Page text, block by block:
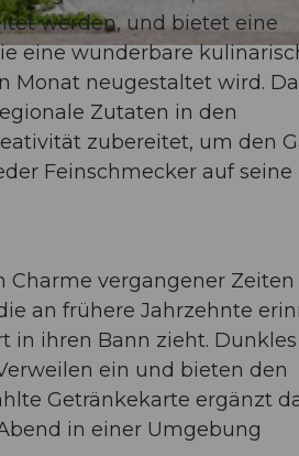
werden, und bietet eine
eine wunderbare
Monat neugestaltet wird.
Zutaten in den
zubereitet, um den
Feinschmecker auf seine
Charme vergangener Zeiten
an frühere Jahrzehnte
in ihren Bann zieht. Dunkles
ein und bieten den
Getränkekarte ergänzt
in einer Umgebung